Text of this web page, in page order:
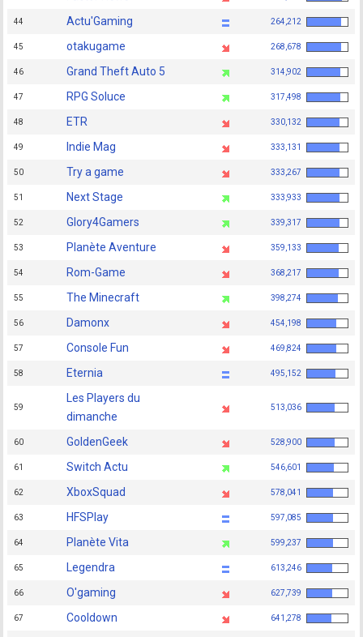
44 Actu'Gaming 264,212
45 otakugame 268,678
46 Grand Theft Auto 5 314,902
47 RPG Soluce 317,498
48 ETR 330,132
49 Indie Mag 333,131
50 Try a game 333,267
51 Next Stage 333,933
52 Glory4Gamers 339,317
53 Planète Aventure 359,133
54 Rom-Game 368,217
55 The Minecraft 398,274
56 Damonx 454,198
57 Console Fun 469,824
58 Eternia 495,152
59
Les Players du
dimanche
513,036
60 GoldenGeek 528,900
61 Switch Actu 546,601
62 XboxSquad 578,041
63 HFSPlay 597,085
64 Planète Vita 599,237
65 Legendra 613,246
66 O'gaming 627,739
67 Cooldown 641,278